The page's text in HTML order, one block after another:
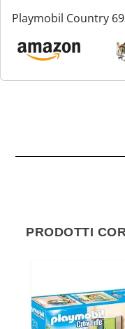
Playmobil Country
Trakehner e Puledro,
PRODOTTI